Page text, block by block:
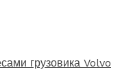
грузовика Volvo